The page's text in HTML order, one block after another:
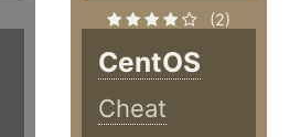
(2)
CentOS
Cheat